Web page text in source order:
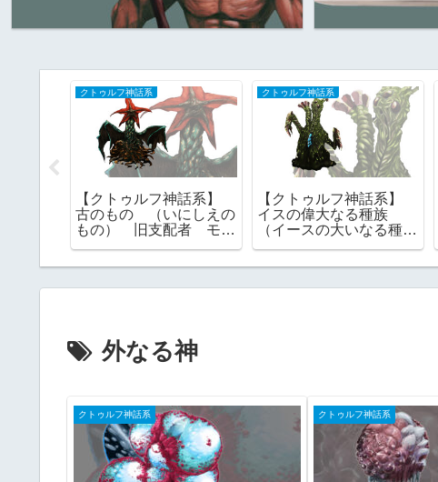
クトゥルフ神話系
【クトゥルフ神話系】
古のもの （いにしえの
もの） 旧支配者 モン
クトゥルフ神話系
【クトゥルフ神話系】
イスの偉大なる種族
（イースの大いなる種
外なる神
クトゥルフ神話系 クトゥルフ神話系